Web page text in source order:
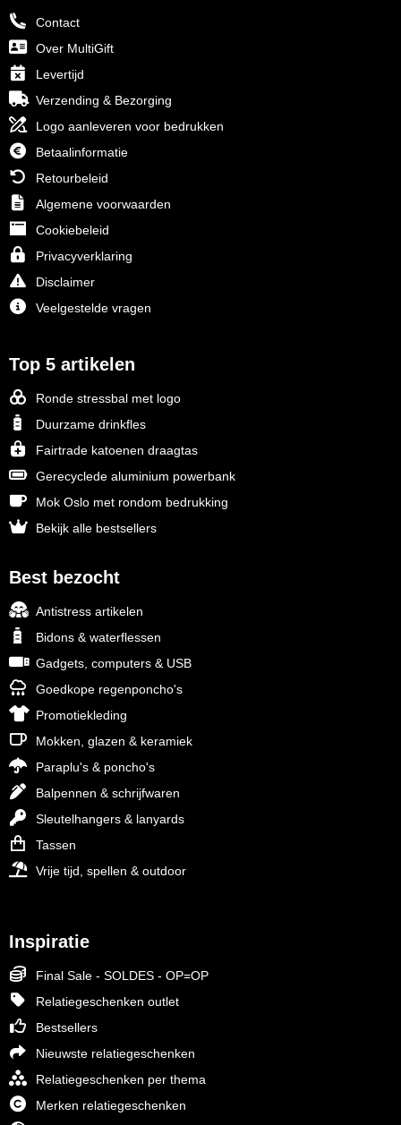
Contact
Over MultiGift
Levertijd
Verzending & Bezorging
Logo aanleveren voor bedrukken
Betaalinformatie
Retourbeleid
Algemene voorwaarden
Cookiebeleid
Privacyverklaring
Disclaimer
Veelgestelde vragen
Top 5 artikelen
Ronde stressbal met logo
Duurzame drinkfles
Fairtrade katoenen draagtas
Gerecyclede aluminium powerbank
Mok Oslo met rondom bedrukking
Bekijk alle bestsellers
Best bezocht
Antistress artikelen
Bidons & waterflessen
Gadgets, computers & USB
Goedkope regenponcho's
Promotiekleding
Mokken, glazen & keramiek
Paraplu's & poncho's
Balpennen & schrijfwaren
Sleutelhangers & lanyards
Tassen
Vrije tijd, spellen & outdoor
Inspiratie
Final Sale - SOLDES - OP=OP
Relatiegeschenken outlet
Bestsellers
Nieuwste relatiegeschenken
Relatiegeschenken per thema
Merken relatiegeschenken